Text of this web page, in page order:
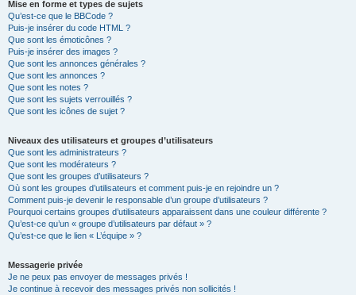
Mise en forme et types de sujets
Qu’est-ce que le BBCode ?
Puis-je insérer du code HTML ?
Que sont les émoticônes ?
Puis-je insérer des images ?
Que sont les annonces générales ?
Que sont les annonces ?
Que sont les notes ?
Que sont les sujets verrouillés ?
Que sont les icônes de sujet ?
Niveaux des utilisateurs et groupes d’utilisateurs
Que sont les administrateurs ?
Que sont les modérateurs ?
Que sont les groupes d’utilisateurs ?
Où sont les groupes d’utilisateurs et comment puis-je en rejoindre un ?
Comment puis-je devenir le responsable d’un groupe d’utilisateurs ?
Pourquoi certains groupes d’utilisateurs apparaissent dans une couleur différente ?
Qu’est-ce qu’un « groupe d’utilisateurs par défaut » ?
Qu’est-ce que le lien « L’équipe » ?
Messagerie privée
Je ne peux pas envoyer de messages privés !
Je continue à recevoir des messages privés non sollicités !